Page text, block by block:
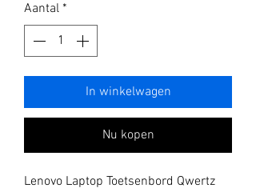
Aantal *
In winkelwagen
Nu kopen
Lenovo Laptop Toetsenbord Qwertz